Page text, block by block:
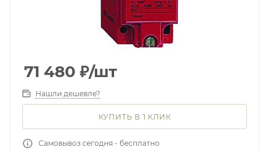
71 480 ₽/шт
Нашли дешевле?
КУПИТЬ В 1 КЛИК
Самовывоз сегодня - бесплатно